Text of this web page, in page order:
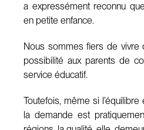
a expressément reconnu
en petite enfance.
Nous sommes fiers de vivre
possibilité aux parents de
service éducatif.
Toutefois, même si
la demande est